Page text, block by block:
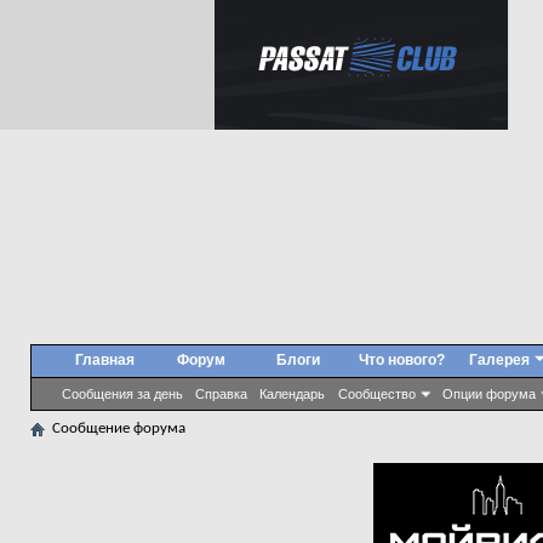
Главная Форум
Сообщения за день Справка Календарь Сообщество Опции форума
Блоги Что нового? Галерея
Сообщение форума